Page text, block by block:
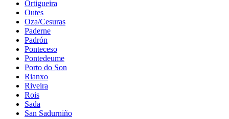
Ortigueira
Outes
Oza/Cesuras
Paderne
Padrón
Ponteceso
Pontedeume
Porto do Son
Rianxo
Riveira
Rois
Sada
San Sadurniño